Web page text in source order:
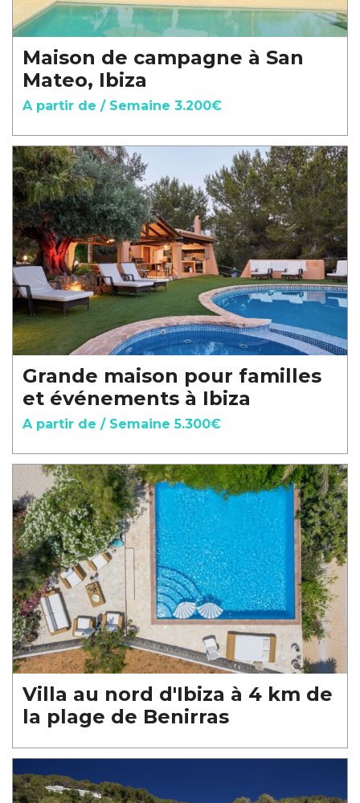
Maison de campagne à San
Mateo, Ibiza
A partir de / Semaine 3.200€
Grande maison pour familles
et événements à Ibiza
A partir de / Semaine 5.300€
Villa au nord d'Ibiza à 4 km de
la plage de Benirras